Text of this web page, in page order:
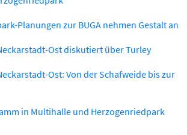
Planungen zur BUGA nehmen Gestalt an
Ost diskutiert über Turley
Ost: Von der Schafweide bis zur
in Multihalle und Herzogenriedpark